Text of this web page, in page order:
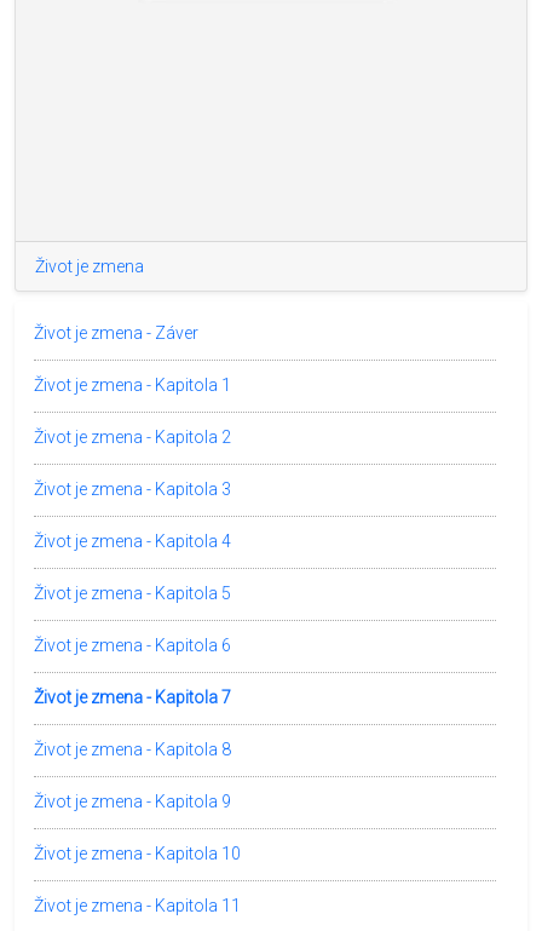
Život je zmena
Život je zmena - Záver
Život je zmena - Kapitola 1
Život je zmena - Kapitola 2
Život je zmena - Kapitola 3
Život je zmena - Kapitola 4
Život je zmena - Kapitola 5
Život je zmena - Kapitola 6
Život je zmena - Kapitola 7
Život je zmena - Kapitola 8
Život je zmena - Kapitola 9
Život je zmena - Kapitola 10
Život je zmena - Kapitola 11